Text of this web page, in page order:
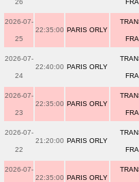
26
2026-07-
25
22:35:00 PARIS ORLY
2026-07-
24
22:40:00 PARIS ORLY
2026-07-
23
22:35:00 PARIS ORLY
2026-07-
22
21:20:00 PARIS ORLY
2026-07-
22:35:00 PARIS ORLY